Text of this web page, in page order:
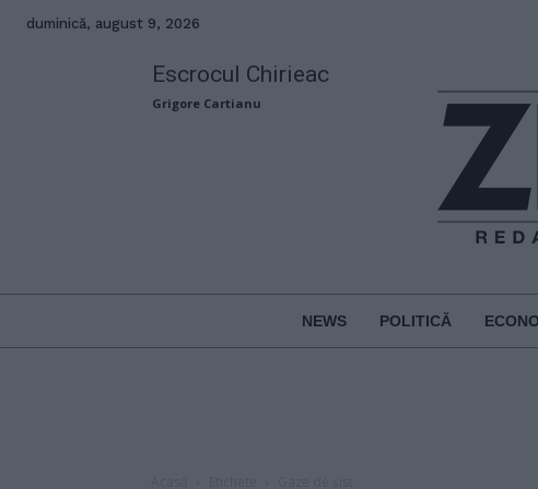
duminică, august 9, 2026
Escrocul Chirieac
Grigore Cartianu
NEWS POLITICĂ